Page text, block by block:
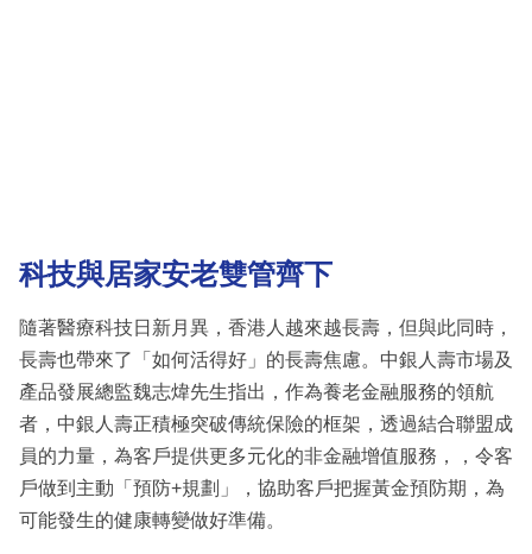
科技與居家安老雙管齊下
隨著醫療科技日新月異，香港人越來越長壽，但與此同時，
長壽也帶來了「如何活得好」的長壽焦慮。中銀人壽市場及
產品發展總監魏志煒先生指出，作為養老金融服務的領航
者，中銀人壽正積極突破傳統保險的框架，透過結合聯盟成
員的力量，為客戶提供更多元化的非金融增值服務，，令客
戶做到主動「預防+規劃」，協助客戶把握黃金預防期，為
可能發生的健康轉變做好準備。